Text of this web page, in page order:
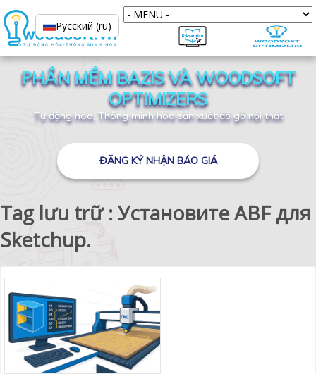
PHẦN MỀM BAZIS VÀ WOODSOFT
OPTIMIZERS
Tự động hóa, Thông minh hóa sản xuất đồ gỗ nội thất
ĐĂNG KÝ NHẬN BÁO GIÁ
Tag lưu trữ : Установите ABF для
Sketchup.
Русский (ru)